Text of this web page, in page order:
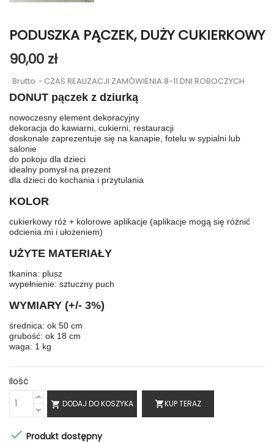
PODUSZKA PĄCZEK, DUŻY CUKIERKOWY
90,00 zł
Brutto CZAS REALIZACJI ZAMÓWIENIA 8-11 DNI ROBOCZYCH
DONUT pączek z dziurką
nowoczesny element dekoracyjny
dekoracja do kawiarni, cukierni, restauracji
doskonale zaprezentuje się na kanapie, fotelu w sypialni lub
salonie
do pokoju dla dzieci
idealny pomysł na prezent
dla dzieci do kochania i przytulania
KOLOR
cukierkowy róż + kolorowe aplikacje (aplikacje mogą się różnić
odcienia mi i ułożeniem)
UŻYTE MATERIAŁY
tkanina: plusz
wypełnienie: sztuczny puch
WYMIARY (+/- 3%)
średnica: ok 50 cm
grubość: ok 18 cm
waga: 1 kg
Ilość
 DODAJ DO KOSZYKA shopping_cartKUP TERAZ
 Produkt dostępny